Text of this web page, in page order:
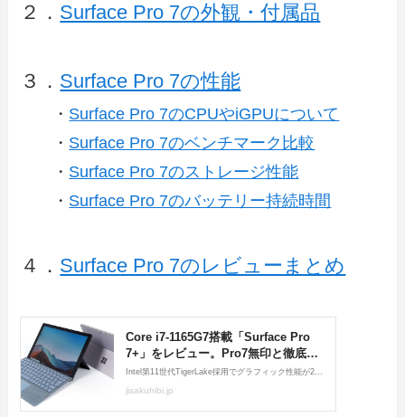
２． Surface Pro 7の外観・付属品
３． Surface Pro 7の性能
・ Surface Pro 7のCPUやiGPUについて
・ Surface Pro 7のベンチマーク比較
・ Surface Pro 7のストレージ性能
・ Surface Pro 7のバッテリー持続時間
４． Surface Pro 7のレビューまとめ